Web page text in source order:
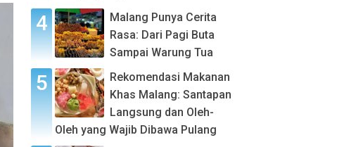
Malang Punya Cerita
Rasa: Dari Pagi Buta
Sampai Warung Tua
Rekomendasi Makanan
Khas Malang: Santapan
Langsung dan Oleh-
Oleh yang Wajib Dibawa Pulang